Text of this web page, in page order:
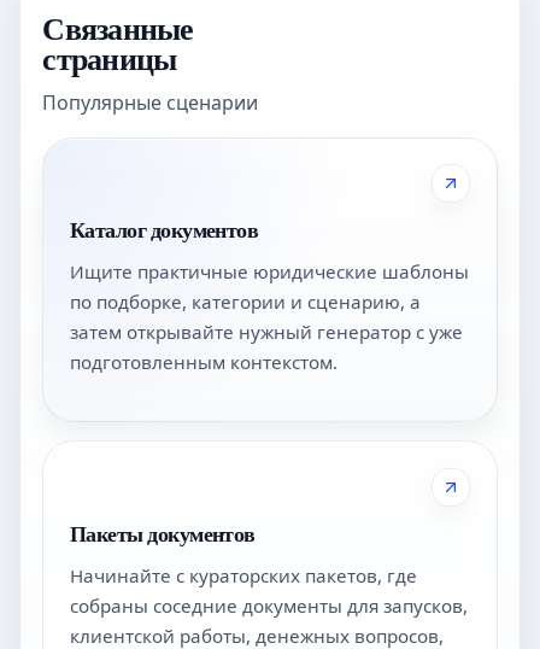
Связанные
страницы
Популярные сценарии
Каталог документов
Ищите практичные юридические шаблоны
по подборке, категории и сценарию, а
затем открывайте нужный генератор с уже
подготовленным контекстом.
Пакеты документов
Начинайте с кураторских пакетов, где
собраны соседние документы для запусков,
клиентской работы, денежных вопросов,